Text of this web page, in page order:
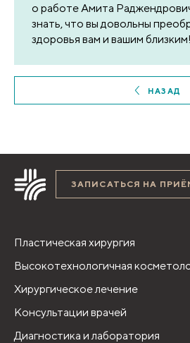
о работе Амита
знать, что вы довольны
здоровья вам и вашим близким!
НАЗАД
ЗАПИСАТЬСЯ НА
Пластическая хирургия
Высокотехнологичная
Хирургическое лечение
Консультации врачей
Диагностика и лаборатория